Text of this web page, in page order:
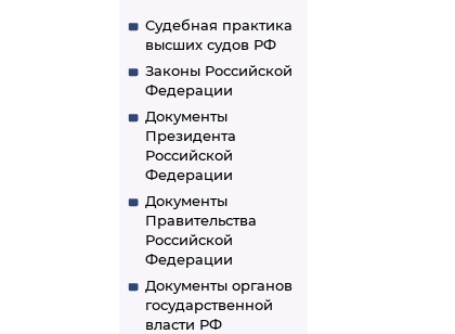
Судебная практика
высших судов РФ
Законы Российской
Федерации
Документы
Президента
Российской
Федерации
Документы
Правительства
Российской
Федерации
Документы органов
государственной
власти РФ